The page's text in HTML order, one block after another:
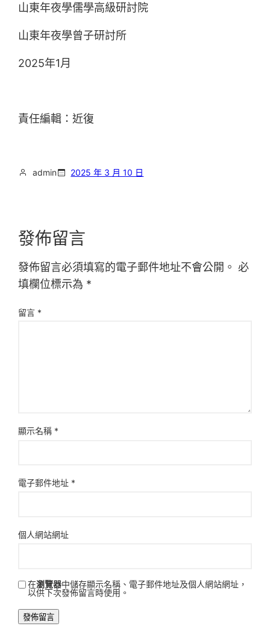
山東年夜學儒學高級研討院
山東年夜學曾子研討所
2025年1月
責任編輯：近復
admin 2025 年 3 月 10 日
發佈留言
發佈留言必須填寫的電子郵件地址不會公開。 必
填欄位標示為 *
留言 *
顯示名稱 *
電子郵件地址 *
個人網站網址
在瀏覽器中儲存顯示名稱、電子郵件地址及個人網站網址，
以供下次發佈留言時使用。